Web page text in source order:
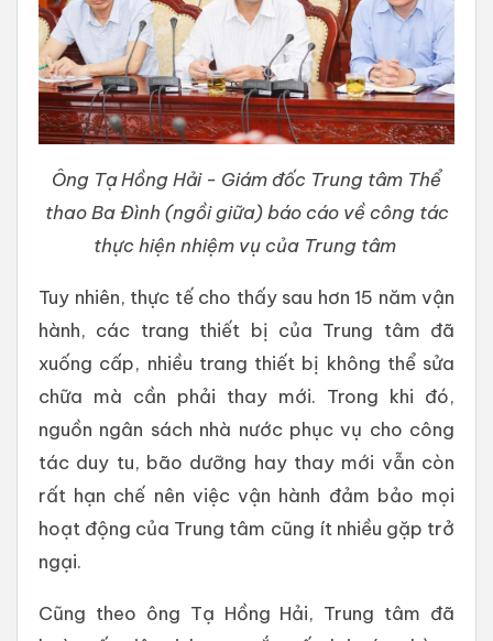
Ông Tạ Hồng Hải - Giám đốc Trung tâm Thể
thao Ba Đình (ngồi giữa) báo cáo về công tác
thực hiện nhiệm vụ của Trung tâm
Tuy nhiên, thực tế cho thấy sau hơn 15 năm vận
hành, các trang thiết bị của Trung tâm đã
xuống cấp, nhiều trang thiết bị không thể sửa
chữa mà cần phải thay mới. Trong khi đó,
nguồn ngân sách nhà nước phục vụ cho công
tác duy tu, bão dưỡng hay thay mới vẫn còn
rất hạn chế nên việc vận hành đảm bảo mọi
hoạt động của Trung tâm cũng ít nhiều gặp trở
ngại.
Cũng theo ông Tạ Hồng Hải, Trung tâm đã